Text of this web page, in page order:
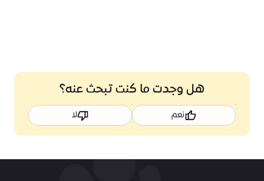
هل وجدت ما كنت تبحث عنه؟
نعم لا